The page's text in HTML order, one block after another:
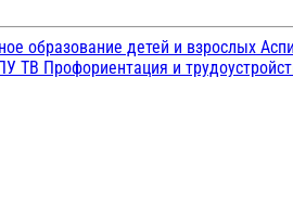
образование детей и взрослых
ТВ Профориентация и